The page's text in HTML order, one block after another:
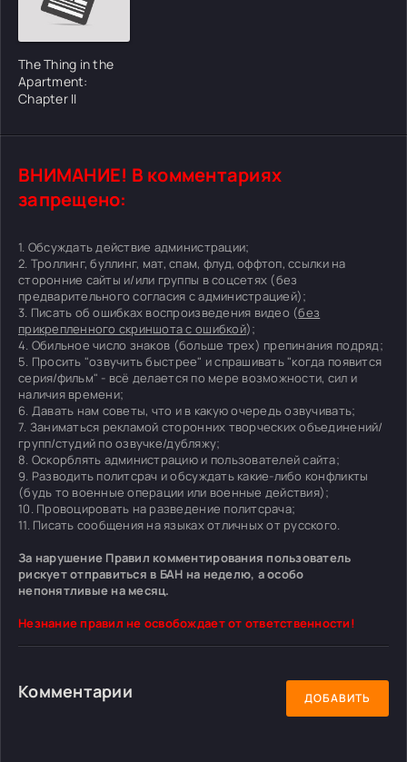
The Thing in the
Apartment:
Chapter II
ВНИМАНИЕ! В комментариях
запрещено:
1. Обсуждать действие администрации;
2. Троллинг, буллинг, мат, спам, флуд, оффтоп, ссылки на
сторонние сайты и/или группы в соцсетях (без
предварительного согласия с администрацией);
3. Писать об ошибках воспроизведения видео (без
прикрепленного скриншота с ошибкой);
4. Обильное число знаков (больше трех) препинания подряд;
5. Просить "озвучить быстрее" и спрашивать "когда появится
серия/фильм" - всё делается по мере возможности, сил и
наличия времени;
6. Давать нам советы, что и в какую очередь озвучивать;
7. Заниматься рекламой сторонних творческих объединений/
групп/студий по озвучке/дубляжу;
8. Оскорблять администрацию и пользователей сайта;
9. Разводить политсрач и обсуждать какие-либо конфликты
(будь то военные операции или военные действия);
10. Провоцировать на разведение политсрача;
11. Писать сообщения на языках отличных от русского.
За нарушение Правил комментирования пользователь
рискует отправиться в БАН на неделю, а особо
непонятливые на месяц.
Незнание правил не освобождает от ответственности!
Комментарии ДОБАВИТЬ